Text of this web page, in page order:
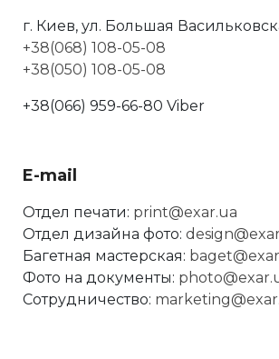
г. Киев, ул. Большая
+38(068) 108-05-08
+38(050) 108-05-08
+38(066) 959-66-80 Viber
E-mail
Отдел печати: print@exar.ua
Отдел дизайна фото:
Багетная мастерская:
Фото на документы:
Сотрудничество: